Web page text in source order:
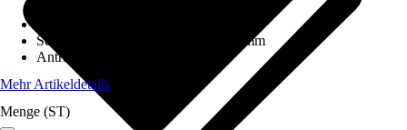
Schnitthöhe min - max
25 mm - 75 mm
Antriebsfunktion
Mehr Artikeldetails
Menge (ST)